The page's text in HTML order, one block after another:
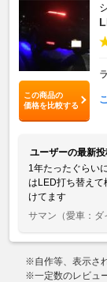
この商品の
価格を比較する
ユーザーの最新
1年たったぐらい
はLED打ち替えて
けてます
サマン （愛車：
※自作等、表示さ
※一定数のレビュ